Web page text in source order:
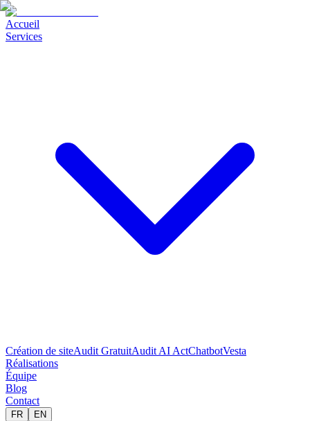
Accueil
Services
Création de siteAudit GratuitAudit AI ActChatbotVesta
Réalisations
Équipe
Blog
Contact
FR EN